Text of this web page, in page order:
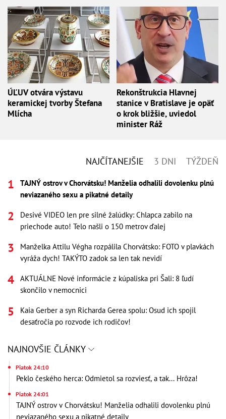
ÚĽUV otvára výstavu
keramickej tvorby Štefana
Mlícha
Rekonštrukcia Hlavnej
stanice v Bratislave je opäť
o krok bližšie, uviedol
minister Ráž
NAJČÍTANEJŠIE 3 DNI TÝŽDEŇ
TAJNÝ ostrov v Chorvátsku! Manželia odhalili dovolenku plnú
neviazaného sexu a pikatné detaily
Desivé VIDEO len pre silné žalúdky: Chlapca zabilo na
priechode auto! Telo našli o 150 metrov ďalej
Manželka Attilu Végha rozpálila Chorvátsko: FOTO v plavkách
vyráža dych! TAKÝTO zadok sa len tak nevidí
AKTUÁLNE Nové informácie z kúpaliska pri Šali: 8 ľudí
skončilo v nemocnici
Kaia Gerber a syn Richarda Gerea spolu: Osud ich spojil
desaťročia po rozvode ich rodičov!
NAJNOVŠIE ČLÁNKY
Piatok 24:10
Peklo českého herca: Odmietol sa rozviesť, a tak... Hrôza!
Piatok 24:01
TAJNÝ ostrov v Chorvátsku! Manželia odhalili dovolenku plnú
neviazaného sexu a pikatné detaily